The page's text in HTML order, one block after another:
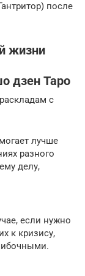
после
жизни
дзен Таро
с
лучше
разного
делу,
если нужно
к кризису,